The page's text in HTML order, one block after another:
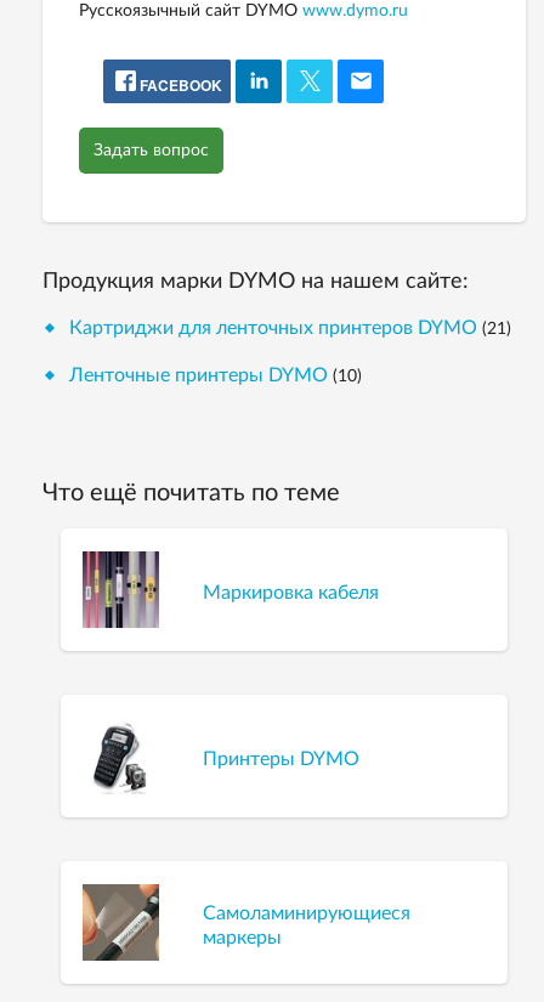
Русскоязычный сайт DYMO www.dymo.ru
FACEBOOK
Задать вопрос
Продукция марки DYMO на нашем сайте:
Картриджи для ленточных принтеров DYMO (21)
Ленточные принтеры DYMO (10)
Что ещё почитать по теме
Маркировка кабеля
Принтеры DYMO
Самоламинирующиеся
маркеры